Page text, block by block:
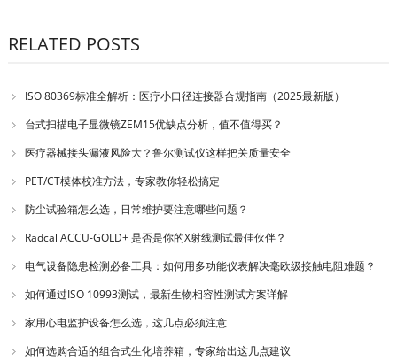
RELATED POSTS
ISO 80369标准全解析：医疗小口径连接器合规指南（2025最新版）
台式扫描电子显微镜ZEM15优缺点分析，值不值得买？
医疗器械接头漏液风险大？鲁尔测试仪这样把关质量安全
PET/CT模体校准方法，专家教你轻松搞定
防尘试验箱怎么选，日常维护要注意哪些问题？
Radcal ACCU-GOLD+ 是否是你的X射线测试最佳伙伴？
电气设备隐患检测必备工具：如何用多功能仪表解决毫欧级接触电阻难题？
如何通过ISO 10993测试，最新生物相容性测试方案详解
家用心电监护设备怎么选，这几点必须注意
如何选购合适的组合式生化培养箱，专家给出这几点建议